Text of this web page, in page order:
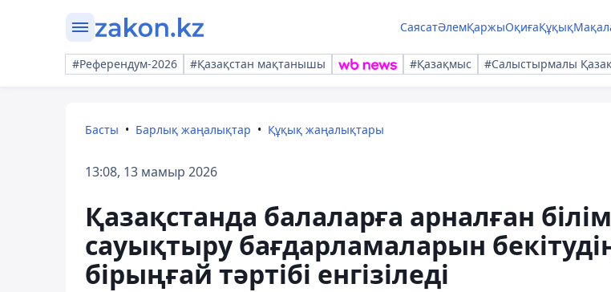
СаясатӘлемҚаржыОқиғаҚұқық
#Референдум-2026 #Қазақстан мақтанышы #Қазақмыс #Салыстырмалы
Басты Барлық жаңалықтар Құқық жаңалықтары
13:08, 13 мамыр 2026
Қазақстанда балаларға арналған
сауықтыру бағдарламаларын
бірыңғай тәртібі енгізіледі